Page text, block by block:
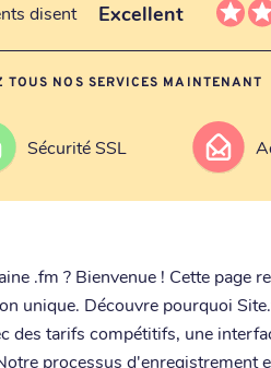
disent Excellent
TOUS NOS SERVICES MAINTENANT
Sécurité SSL
.fm ? Bienvenue ! Cette page
unique. Découvre pourquoi
des tarifs compétitifs, une
processus d'enregistrement